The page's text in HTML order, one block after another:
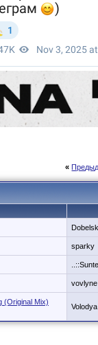
«
sparky
vovlyne
(Original Mix)